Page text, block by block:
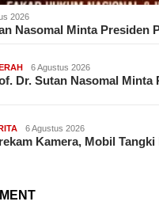
2026
Nasomal Minta Presiden
6 Agustus 2026
Dr. Sutan Nasomal
6 Agustus 2026
Kamera, Mobil